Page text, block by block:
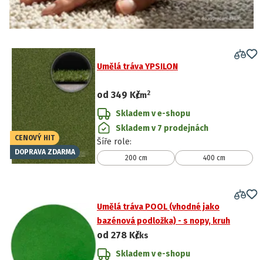
CENOVÝ HIT
DOPRAVA ZDARMA
Umělá tráva YPSILON
od 349 Kč
/m2
Skladem v e-shopu
Skladem v 7 prodejnách
Šíře role:
200 cm 400 cm
Umělá tráva POOL (vhodné jako
bazénová podložka) - s nopy, kruh
od 278 Kč/ks
Skladem v e-shopu